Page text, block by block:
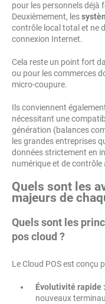
pour les personnels déjà
Deuxièmement, les
contrôle local total et ne
connexion Internet.
Cela reste un point fort
ou pour les commerces
micro-coupure.
Ils conviennent
nécessitant une
génération (balances
les grandes entreprises
données strictement en
numérique et de contrôle
Quels sont les
majeurs de
Quels sont les
pos cloud ?
Le Cloud POS est conçu
Évolutivité rapide :
nouveaux